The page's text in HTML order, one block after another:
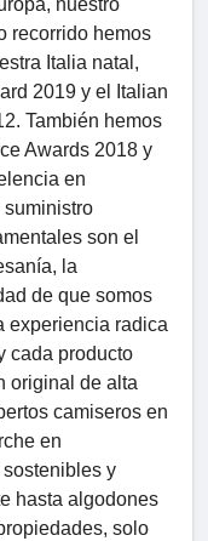
nuestro
recorrido hemos
Italia natal,
2019 y el Italian
También hemos
Awards 2018 y
en
son el
la
de que somos
experiencia radica
cada producto
original de alta
camiseros en
en
y
hasta algodones
solo